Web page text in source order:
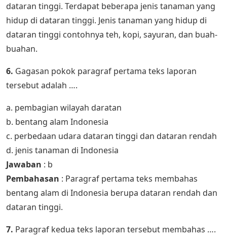
dataran tinggi. Terdapat beberapa jenis tanaman yang
hidup di dataran tinggi. Jenis tanaman yang hidup di
dataran tinggi contohnya teh, kopi, sayuran, dan buah-
buahan.
6. Gagasan pokok paragraf pertama teks laporan
tersebut adalah ….
a. pembagian wilayah daratan
b. bentang alam Indonesia
c. perbedaan udara dataran tinggi dan dataran rendah
d. jenis tanaman di Indonesia
Jawaban : b
Pembahasan : Paragraf pertama teks membahas
bentang alam di Indonesia berupa dataran rendah dan
dataran tinggi.
7. Paragraf kedua teks laporan tersebut membahas ….